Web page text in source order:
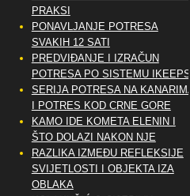
PRAKSI
PONAVLJANJE POTRESA
SVAKIH 12 SATI
PREDVIĐANJE I IZRAČUN
POTRESA PO SISTEMU IKEEPS
SERIJA POTRESA NA KANARIMA
I POTRES KOD CRNE GORE
KAMO IDE KOMETA ELENIN I
ŠTO DOLAZI NAKON NJE
RAZLIKA IZMEĐU REFLEKSIJE
SVIJETLOSTI I OBJEKTA IZA
OBLAKA